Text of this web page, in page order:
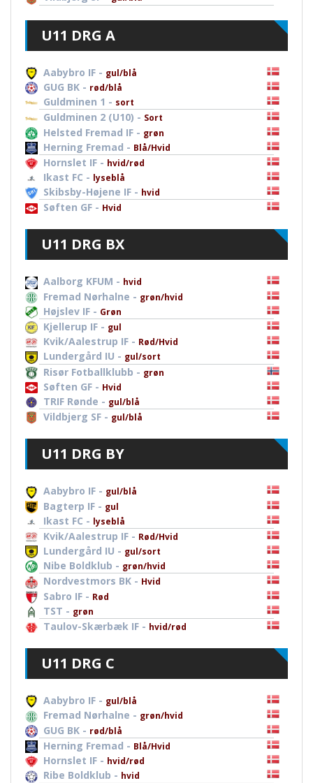
U11 DRG A
Aabybro IF - gul/blå
GUG BK - rød/blå
Guldminen 1 - sort
Guldminen 2 (U10) - Sort
Helsted Fremad IF - grøn
Herning Fremad - Blå/Hvid
Hornslet IF - hvid/rød
Ikast FC - lyseblå
Skibsby-Højene IF - hvid
Søften GF - Hvid
U11 DRG BX
Aalborg KFUM - hvid
Fremad Nørhalne - grøn/hvid
Højslev IF - Grøn
Kjellerup IF - gul
Kvik/Aalestrup IF - Rød/Hvid
Lundergård IU - gul/sort
Risør Fotballklubb - grøn
Søften GF - Hvid
TRIF Rønde - gul/blå
Vildbjerg SF - gul/blå
U11 DRG BY
Aabybro IF - gul/blå
Bagterp IF - gul
Ikast FC - lyseblå
Kvik/Aalestrup IF - Rød/Hvid
Lundergård IU - gul/sort
Nibe Boldklub - grøn/hvid
Nordvestmors BK - Hvid
Sabro IF - Rød
TST - grøn
Taulov-Skærbæk IF - hvid/rød
U11 DRG C
Aabybro IF - gul/blå
Fremad Nørhalne - grøn/hvid
GUG BK - rød/blå
Herning Fremad - Blå/Hvid
Hornslet IF - hvid/rød
Ribe Boldklub - hvid